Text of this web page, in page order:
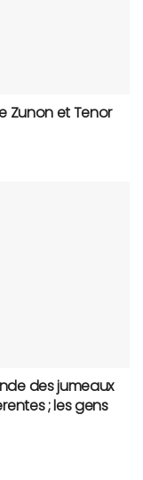
Zunon et Tenor
des jumeaux
; les gens